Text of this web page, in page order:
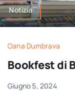
Notizia
Oana Dumbrava
Bookfest di
Giugno 5, 2024